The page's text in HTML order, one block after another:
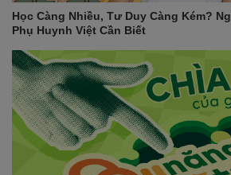
Học Càng Nhiều, Tư Duy Càng Kém?
Phụ Huynh Việt Cần Biết